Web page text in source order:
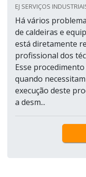
EJ SERVIÇOS
Há vários
de caldeiras e
está diretamente
profissional dos
Esse
quando
execução deste
a desm...